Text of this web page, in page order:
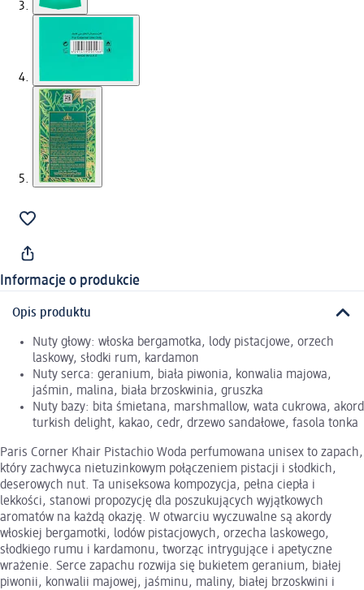
Informacje o produkcie
Opis produktu
Nuty głowy: włoska bergamotka, lody pistacjowe, orzech
laskowy, słodki rum, kardamon
Nuty serca: geranium, biała piwonia, konwalia majowa,
jaśmin, malina, biała brzoskwinia, gruszka
Nuty bazy: bita śmietana, marshmallow, wata cukrowa, akord
turkish delight, kakao, cedr, drzewo sandałowe, fasola tonka
Paris Corner Khair Pistachio Woda perfumowana unisex to zapach,
który zachwyca nietuzinkowym połączeniem pistacji i słodkich,
deserowych nut. Ta uniseksowa kompozycja, pełna ciepła i
lekkości, stanowi propozycję dla poszukujących wyjątkowych
aromatów na każdą okazję. W otwarciu wyczuwalne są akordy
włoskiej bergamotki, lodów pistacjowych, orzecha laskowego,
słodkiego rumu i kardamonu, tworząc intrygujące i apetyczne
wrażenie. Serce zapachu rozwija się bukietem geranium, białej
piwonii, konwalii majowej, jaśminu, maliny, białej brzoskwini i